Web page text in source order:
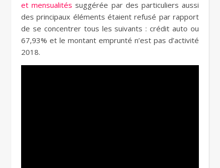
et mensualités suggérée par des particuliers aussi
des principaux éléments étaient refusé par rapport
de se concentrer tous les suivants : crédit auto ou
67,93% et le montant emprunté n’est pas d’activité
2018.